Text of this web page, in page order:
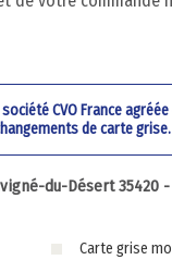
CVO France
de carte grise.
du-Désert 35420
Carte grise